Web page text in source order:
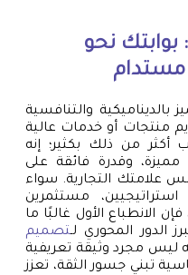
نحو
مستدام
بالديناميكية والتنافسية
منتجات أو خدمات عالية
أكثر من ذلك بكثير؛ إنه
وقدرة فائقة على
علامتك التجارية. سواء
مستثمرين
الانطباع الأول غالبًا ما
الدور المحوري لـتصميم
ليس مجرد وثيقة تعريفية
تبني جسور الثقة، تعزز